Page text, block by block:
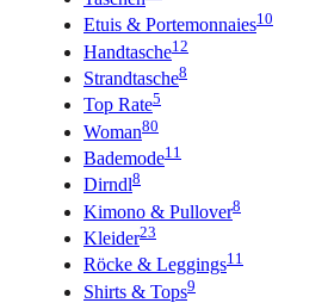
Etuis & Portemonnaies10
Handtasche12
Strandtasche8
Top Rate5
Woman80
Bademode11
Dirndl8
Kimono & Pullover8
Kleider23
Röcke & Leggings11
Shirts & Tops9